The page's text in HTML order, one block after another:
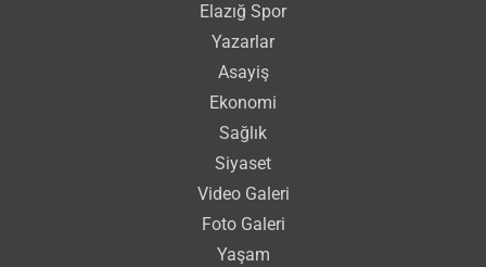
Elazığ Spor
Yazarlar
Asayiş
Ekonomi
Sağlık
Siyaset
Video Galeri
Foto Galeri
Yaşam